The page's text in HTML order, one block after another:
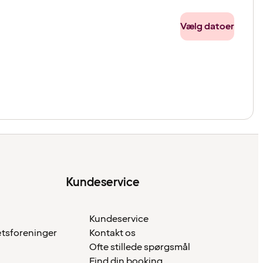
Vælg datoer
Kundeservice
Kundeservice
Kontakt os
Ofte stillede spørgsmål